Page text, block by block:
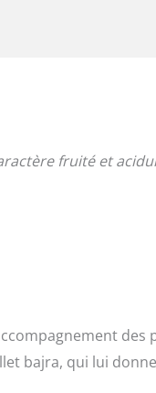
fruité et
des
bajra, qui lui